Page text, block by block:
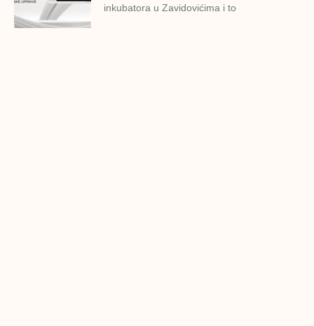
inkubatora u Zavidovićima i to